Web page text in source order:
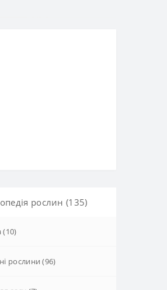
рослин (135)
(10)
рослини (96)